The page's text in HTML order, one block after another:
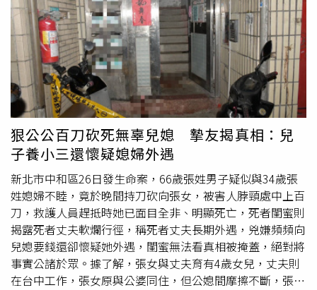
腿，甚至以琴弦纏頸防止打瞌睡，進而出現脖子被切斷的幻
象。宋柏緯坦言：「最挑戰的是他傷害自己的念頭，拍攝前
我一直在想，在追求完美的過程中，到底是什麼會讓人願意
用生命來交換？」他更透露最驚悚的是幻想中脖子斷裂，有
隻蟑螂從傷口爬進去那一幕，「光想像那個互動就覺得非常
噁心！」劉修甫從爺爺身上拔血玉葉猛吃。（圖／奇蹟映畫
所提供）飾演經典角色「雙一」的劉修甫，則被潘綱大演繹
的霸凌者凌虐得體無完膚，劉修甫在酷暑下被麻繩全身緊緊
綑綁、嘴巴貼膠帶，硬生生塞進教室講桌底下的狹小空間。
他坦言在極度悶熱與壓迫下，完全不用演就能呈現最真實的
痛苦狀態。除了肉體折磨，劇中他因渴求變聰明，還從爺爺
身上拔剛長出的血玉葉入魔猛吃。劉修甫笑說：「雖然情節
很奇怪，但那場戲莫名很感人。」拍攝過程雖然處處高溫難
耐，但劉修甫依然對角色充滿熱情，事後更隔空對自己的角
色暖心喊話：「吳雙一，不要急著交朋友，做自己就好。」
此外，劇中潘綱大飾演殘暴的瘋狂霸凌者，為了呈現拳拳到
肉的流暢動作戲，他密集接受高強度的動作訓練課，且角色
狠公公百刀砍死無辜兒媳 摯友揭真相：兒
子養小三還懷疑媳婦外遇
新北市中和區26日發生命案，66歲張姓男子疑似與34歲張
姓媳婦不睦，竟於晚間持刀砍向張女，被害人脖頸處中上百
刀，救護人員趕抵時她已面目全非、明顯死亡，死者閨蜜則
揭露死者丈夫軟爛行徑，稱死者丈夫長期外遇，兇嫌頻頻向
兒媳要錢還卻懷疑她外遇，閨蜜無法看真相被掩蓋，絕對將
事實公諸於眾。據了解，張女與丈夫育有4歲女兒，丈夫則
在台中工作，張女原與公婆同住，但公媳間摩擦不斷，張女